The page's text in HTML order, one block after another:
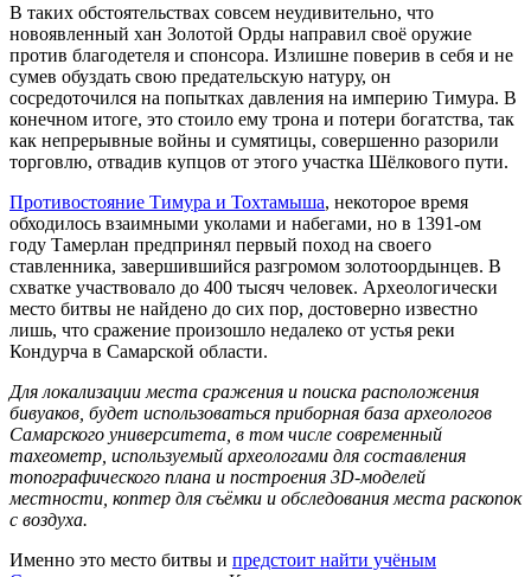
В таких обстоятельствах совсем неудивительно, что
новоявленный хан Золотой Орды направил своё оружие
против благодетеля и спонсора. Излишне поверив в себя и не
сумев обуздать свою предательскую натуру, он
сосредоточился на попытках давления на империю Тимура. В
конечном итоге, это стоило ему трона и потери богатства, так
как непрерывные войны и сумятицы, совершенно разорили
торговлю, отвадив купцов от этого участка Шёлкового пути.
Противостояние Тимура и Тохтамыша, некоторое время
обходилось взаимными уколами и набегами, но в 1391-ом
году Тамерлан предпринял первый поход на своего
ставленника, завершившийся разгромом золотоордынцев. В
схватке участвовало до 400 тысяч человек. Археологически
место битвы не найдено до сих пор, достоверно известно
лишь, что сражение произошло недалеко от устья реки
Кондурча в Самарской области.
Для локализации места сражения и поиска расположения
бивуаков, будет использоваться приборная база археологов
Самарского университета, в том числе современный
тахеометр, используемый археологами для составления
топографического плана и построения 3D-моделей
местности, коптер для съёмки и обследования места раскопок
с воздуха.
Именно это место битвы и предстоит найти учёным